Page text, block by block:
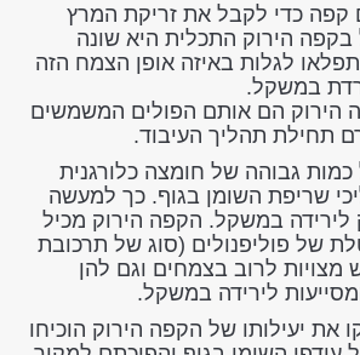
קפה כדי לקבל את זריקת המרץ
בקפה הירוק התכלית היא שונה
לגלות באיזה אופן הצמח הזה
במשקל.
הירוק הם אותם הפולים המשמשים
תחילת תהליך העיבוד.
גבוהה של חומצה כלורגנית
שריפת השומן בגוף. כך למעשה
לירידה במשקל. הקפה הירוק מכיל
של פוליפנולים (סוג של תרכובת
מצויות לרוב בצמחים וגם להן
לירידה במשקל.
יעילותו של הקפה הירוק הוכיחו